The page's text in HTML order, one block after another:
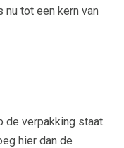
nu tot een kern van
de verpakking staat.
hier dan de